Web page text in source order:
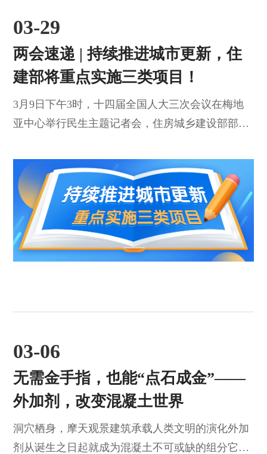
03-29
两会速递 | 持续推进城市更新，住
建部将重点实施三类项目！
3月9日下午3时，十四届全国人大三次会议在梅地
亚中心举行民生主题记者会，住房城乡建设部部长
展的必然过程。实施城市更新，是党中央作出的一
项重大战略部署。抓好这项工作，目的就是要推动
城市高质量发展，让城市更宜居、更韧性、更智
慧，让人民群众在城市生活得更方便、更舒心、更
美好。倪虹介绍，从2019年中央部署实施城市更新
以来，全国已累计开工改造城镇老旧小区近28万...
03-06
无需金手指，也能“点石成金”——
外加剂，改变混凝土世界
洞穴栖身，摩天观景建筑承载人类文明的演化外加
剂从诞生之日起就成为混凝土不可或缺的组分它成